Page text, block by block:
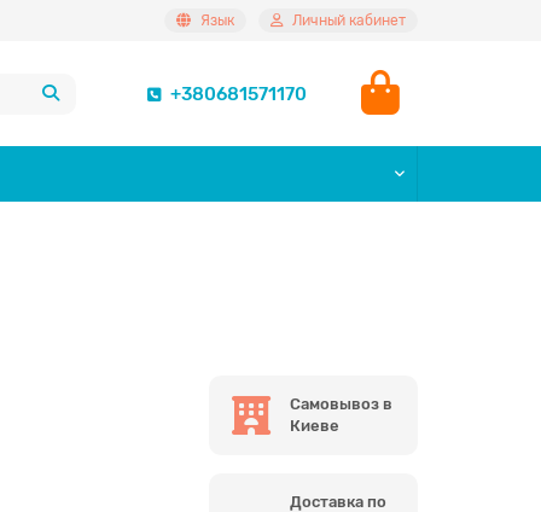
Язык Личный кабинет
+380681571170
Самовывоз в
Киеве
Доставка по